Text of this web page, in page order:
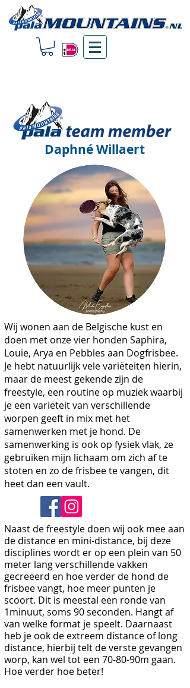
Daphné Willaert
Wij wonen aan de Belgische kust en
doen met onze vier honden Saphira,
Louie, Arya en Pebbles aan Dogfrisbee.
Je hebt natuurlijk vele variëteiten hierin,
maar de meest gekende zijn de
freestyle, een routine op muziek waarbij
je een variëteit van verschillende
worpen geeft in mix met het
samenwerken met je hond. De
samenwerking is ook op fysiek vlak, ze
gebruiken mijn lichaam om zich af te
stoten en zo de frisbee te vangen, dit
heet dan een vault.
Naast de freestyle doen wij ook mee aan
de distance en mini-distance, bij deze
disciplines wordt er op een plein van 50
meter lang verschillende vakken
gecreëerd en hoe verder de hond de
frisbee vangt, hoe meer punten je
scoort. Dit is meestal een ronde van
1minuut, soms 90 seconden. Hangt af
van welke format je speelt. Daarnaast
heb je ook de extreem distance of long
distance, hierbij telt de verste gevangen
worp, kan wel tot een 70-80-90m gaan.
Hoe verder hoe beter!